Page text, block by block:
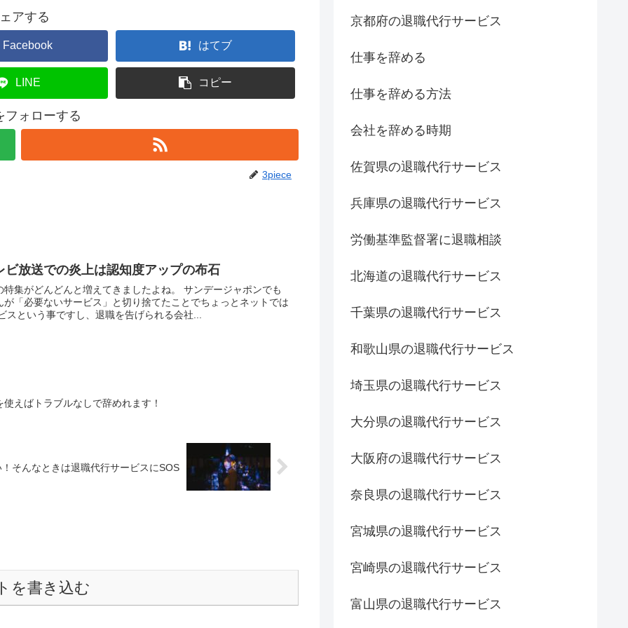
アする
Facebook はてブ
LINE コピー
フォローする
3piece
ビ放送での炎上は認知度アップの布石
集がどんどんと増えてきましたよね。 サンデージャポンでも
「必要ないサービス」と切り捨てたことでちょっとネットでは
スという事ですし、退職を告げられる会社...
えばトラブルなしで辞めれます！
そんなときは退職代行サービスにSOS
を書き込む
京都府の退職代行サービス
仕事を辞める
仕事を辞める方法
会社を辞める時期
佐賀県の退職代行サービス
兵庫県の退職代行サービス
労働基準監督署に退職相談
北海道の退職代行サービス
千葉県の退職代行サービス
和歌山県の退職代行サービス
埼玉県の退職代行サービス
大分県の退職代行サービス
大阪府の退職代行サービス
奈良県の退職代行サービス
宮城県の退職代行サービス
宮崎県の退職代行サービス
富山県の退職代行サービス